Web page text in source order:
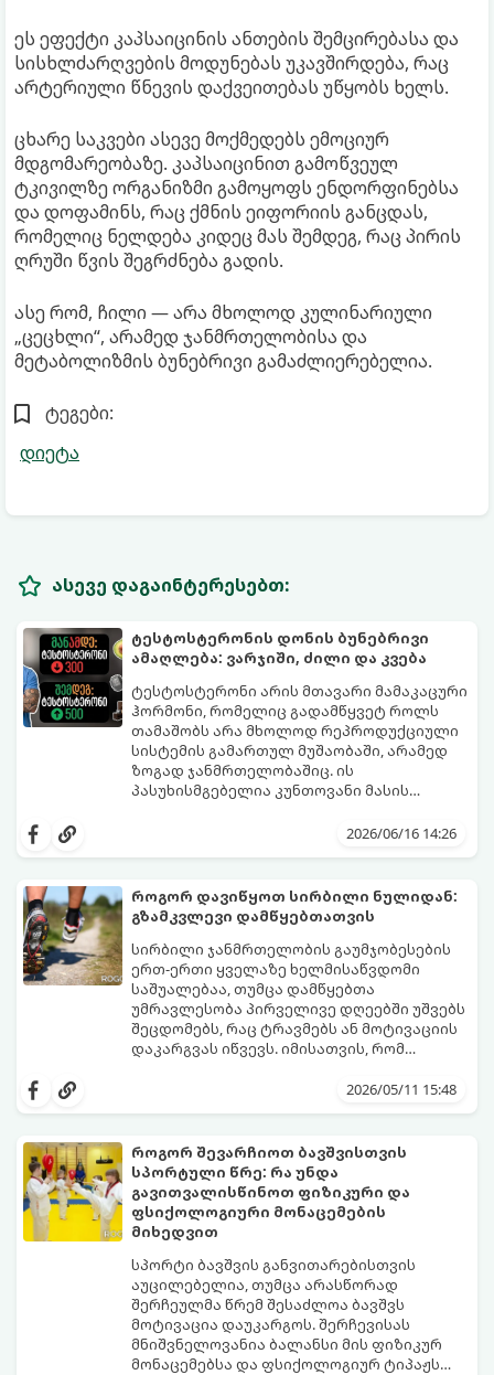
ეს ეფექტი კაპსაიცინის ანთების შემცირებასა და
სისხლძარღვების მოდუნებას უკავშირდება, რაც
არტერიული წნევის დაქვეითებას უწყობს ხელს.
ცხარე საკვები ასევე მოქმედებს ემოციურ
მდგომარეობაზე. კაპსაიცინით გამოწვეულ
ტკივილზე ორგანიზმი გამოყოფს ენდორფინებსა
და დოფამინს, რაც ქმნის ეიფორიის განცდას,
რომელიც ნელდება კიდეც მას შემდეგ, რაც პირის
ღრუში წვის შეგრძნება გადის.
ასე რომ, ჩილი — არა მხოლოდ კულინარიული
„ცეცხლი“, არამედ ჯანმრთელობისა და
მეტაბოლიზმის ბუნებრივი გამაძლიერებელია.
ტეგები:
დიეტა
ასევე დაგაინტერესებთ:
ტესტოსტერონის დონის ბუნებრივი
ამაღლება: ვარჯიში, ძილი და კვება
ტესტოსტერონი არის მთავარი მამაკაცური
ჰორმონი, რომელიც გადამწყვეტ როლს
თამაშობს არა მხოლოდ რეპროდუქციული
სისტემის გამართულ მუშაობაში, არამედ
ზოგად ჯანმრთელობაშიც. ის
პასუხისმგებელია კუნთოვანი მასის
დონეზე, გუნება-განწყობაზე,
ორგანიზმში ტესტოსტერონის დონე
თანამედროვე სტრესული ცხოვრების წესი,
არასწორი კვება და უმოძრაობა ამ პროცესს
კატასტროფულად აჩქარებს. დაბალი
ტესტოსტერონი იწვევს მუდმივ
დაღლილობას, დეპრესიას, კუნთების
განლევასა და ცხიმის დაგროვებას მუცლის
არეში.
სინთეტიკური ჰორმონალური თერაპიის
დაწყებამდე, რომელსაც ხშირად
სერიოზული გვერდითი ეფექტები აქვს,
უმჯობესია ორგანიზმს ტესტოსტერონის
გამომუშავებაში ბუნებრივი, მეცნიერულად
დადასტურებული გზებით დაეხმაროთ.
წარმოგიდგენთ ტესტოსტერონის
2026/06/16 14:26
როგორ დავიწყოთ სირბილი ნულიდან:
გზამკვლევი დამწყებთათვის
სირბილი ჯანმრთელობის გაუმჯობესების
ერთ-ერთი ყველაზე ხელმისაწვდომი
საშუალებაა, თუმცა დამწყებთა
უმრავლესობა პირველივე დღეებში უშვებს
შეცდომებს, რაც ტრავმებს ან მოტივაციის
დაკარგვას იწვევს. იმისათვის, რომ
ნაწილად იქცეს, მიჰყევით ამ ინსტრუქციას:
2026/05/11 15:48
როგორ შევარჩიოთ ბავშვისთვის
სპორტული წრე: რა უნდა
გავითვალისწინოთ ფიზიკური და
ფსიქოლოგიური მონაცემების
მიხედვით
სპორტი ბავშვის განვითარებისთვის
აუცილებელია, თუმცა არასწორად
შერჩეულმა წრემ შესაძლოა ბავშვს
მოტივაცია დაუკარგოს. შერჩევისას
მნიშვნელოვანია ბალანსი მის ფიზიკურ
მონაცემებსა და ფსიქოლოგიურ ტიპაჟს